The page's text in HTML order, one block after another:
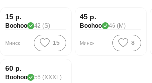
15 р.
Boohoo 42 (S)
Минск 15
45 р.
Boohoo 46 (M)
Минск 8
60 р.
Boohoo 56 (XXXL)